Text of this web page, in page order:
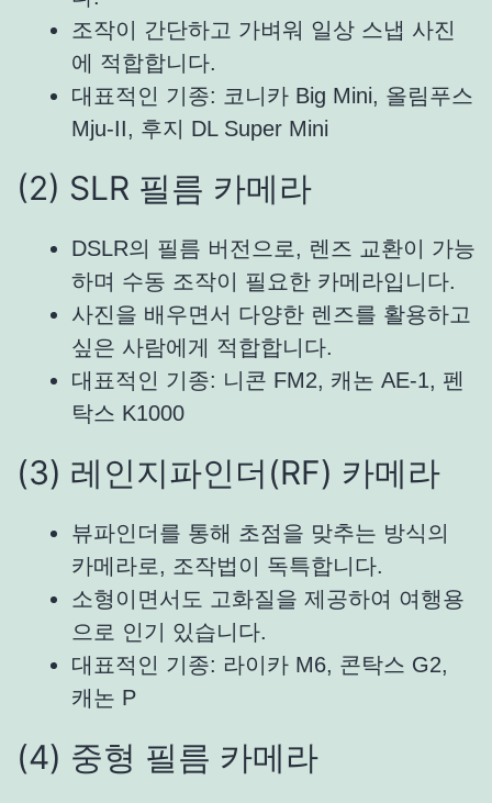
조작이 간단하고 가벼워 일상 스냅 사진
에 적합합니다.
대표적인 기종: 코니카 Big Mini, 올림푸스
Mju-II, 후지 DL Super Mini
(2) SLR 필름 카메라
DSLR의 필름 버전으로, 렌즈 교환이 가능
하며 수동 조작이 필요한 카메라입니다.
사진을 배우면서 다양한 렌즈를 활용하고
싶은 사람에게 적합합니다.
대표적인 기종: 니콘 FM2, 캐논 AE-1, 펜
탁스 K1000
(3) 레인지파인더(RF) 카메라
뷰파인더를 통해 초점을 맞추는 방식의
카메라로, 조작법이 독특합니다.
소형이면서도 고화질을 제공하여 여행용
으로 인기 있습니다.
대표적인 기종: 라이카 M6, 콘탁스 G2,
캐논 P
(4) 중형 필름 카메라